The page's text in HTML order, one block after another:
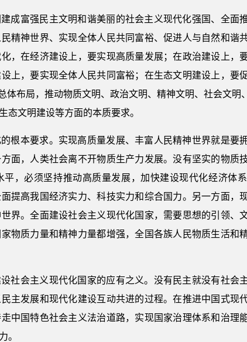
成富强民主文明和谐美丽的社会主义现代化强国、全面
精神世界、实现全体人民共同富裕、促进人与自然和谐
，在经济建设上，要实现高质量发展；在政治建设上，
上，要实现全体人民共同富裕；在生态文明建设上，要
体布局，推动物质文明、政治文明、精神文明、社会文明
态文明建设等方面的本质要求。
根本要求。实现高质量发展、丰富人民精神世界就是要
面，人类社会离不开物质生产力发展。没有坚实的物质
，必须坚持推动高质量发展，加快建设现代化经济体
提高我国经济实力、科技实力和综合国力。另一方面，
界。全面建设社会主义现代化国家，需要思想的引领、
物质力量和精神力量都增强，全国各族人民物质生活和
社会主义现代化国家的应有之义。没有民主就没有社会
主发展和现代化建设互动共进的过程。在推进中国式现
中国特色社会主义法治道路，实现国家治理体系和治理
。